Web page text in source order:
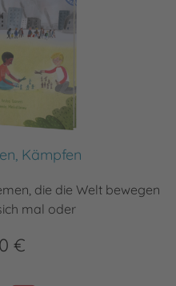
Kämpfen
die die Welt bewegen
mal oder
€